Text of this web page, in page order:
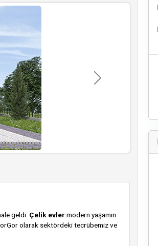
İleri
geldi. Çelik evler modern yaşamın
olarak sektördeki tecrübemiz ve